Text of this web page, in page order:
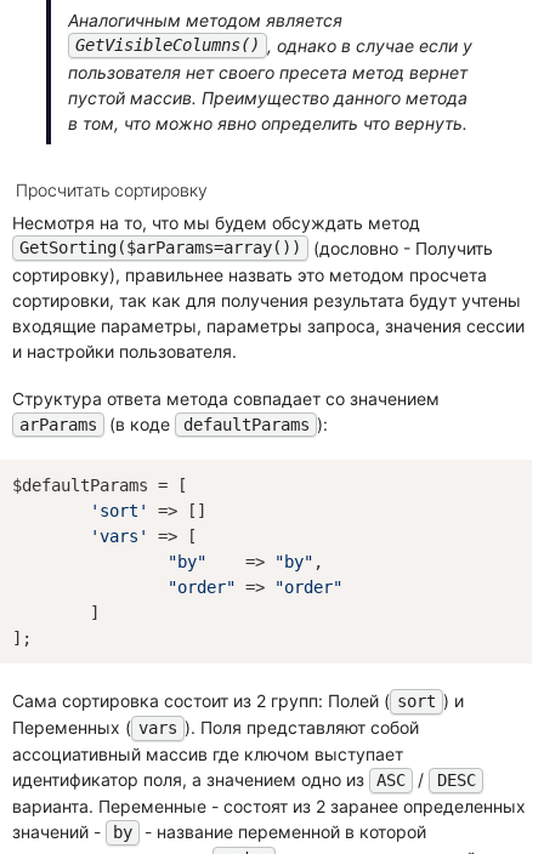
Аналогичным методом является
GetVisibleColumns() , однако в случае если у
пользователя нет своего пресета метод вернет
пустой массив. Преимущество данного метода
в том, что можно явно определить что вернуть.
Просчитать сортировку
Несмотря на то, что мы будем обсуждать метод
GetSorting($arParams=array())
(дословно - Получить
сортировку), правильнее назвать это методом просчета
сортировки, так как для получения результата будут учтены
входящие параметры, параметры запроса, значения сессии
и настройки пользователя.
Структура ответа метода совпадает со значением
arParams (в коде defaultParams ):
$defaultParams = [
'sort'
=> []
'vars'
=> [
"by"
    =>
"by" ,
"order" =>
"order"
Сама сортировка состоит из 2 групп: Полей ( sort ) и
Переменных ( vars ). Поля представляют собой
ассоциативный массив где ключом выступает
идентификатор поля, а значением одно из
ASC / DESC
варианта. Переменные - состоят из 2 заранее определенных
значений -
by
- название переменной в которой